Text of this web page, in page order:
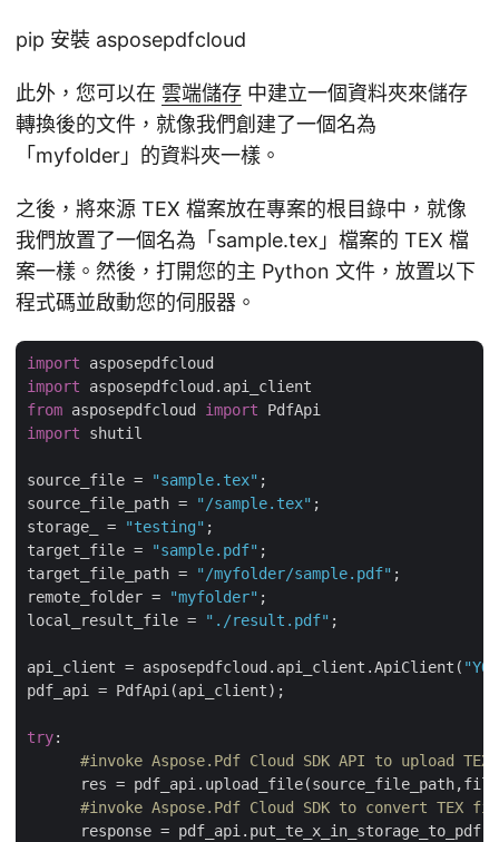
pip 安裝 asposepdfcloud
此外，您可以在 雲端儲存 中建立一個資料夾來儲存
轉換後的文件，就像我們創建了一個名為
「myfolder」的資料夾一樣。
之後，將來源 TEX 檔案放在專案的根目錄中，就像
我們放置了一個名為「sample.tex」檔案的 TEX 檔
案一樣。然後，打開您的主 Python 文件，放置以下
程式碼並啟動您的伺服器。
import
import
from asposepdfcloud import
import shutil
source_file = "sample.tex" ;
source_file_path =
"/sample.tex" ;
storage_ =
"testing" ;
target_file =
"sample.pdf" ;
target_file_path =
"/myfolder/sample.pdf" ;
remote_folder =
"myfolder" ;
local_result_file =
"./result.pdf" ;
api_client = asposepdfcloud.api_client.ApiClient(
pdf_api = PdfApi(api_client);
try:
#invoke Aspose.Pdf Cloud SDK API to upload
res =
#invoke Aspose.Pdf Cloud SDK to convert
response =